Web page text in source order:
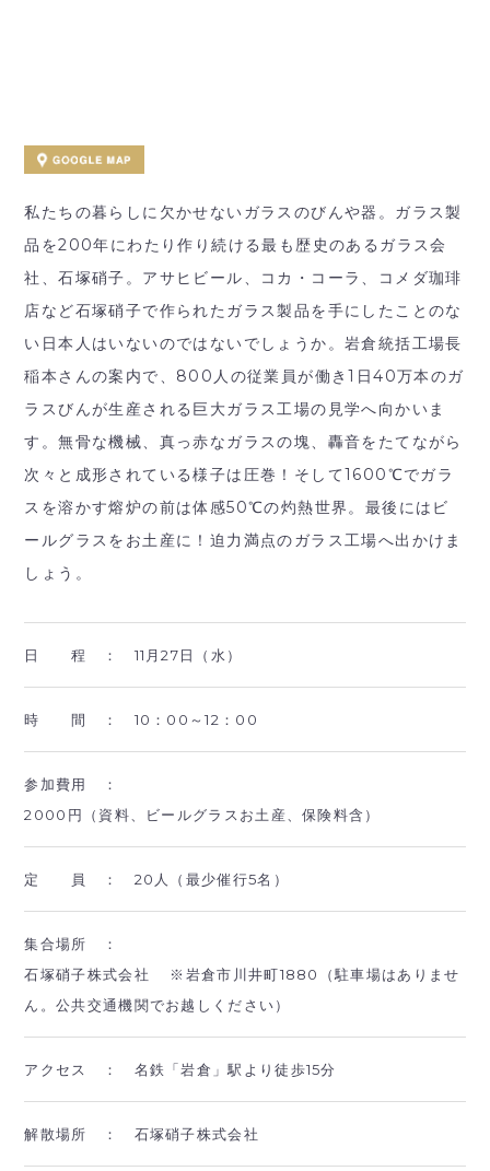
私たちの暮らしに欠かせないガラスのびんや器。ガラス製
品を200年にわたり作り続ける最も歴史のあるガラス会
社、石塚硝子。アサヒビール、コカ・コーラ、コメダ珈琲
店など石塚硝子で作られたガラス製品を手にしたことのな
い日本人はいないのではないでしょうか。岩倉統括工場長
稲本さんの案内で、800人の従業員が働き1日40万本のガ
ラスびんが生産される巨大ガラス工場の見学へ向かいま
す。無骨な機械、真っ赤なガラスの塊、轟音をたてながら
次々と成形されている様子は圧巻！そして1600℃でガラ
スを溶かす熔炉の前は体感50℃の灼熱世界。最後にはビ
ールグラスをお土産に！迫力満点のガラス工場へ出かけま
しょう。
日 程 ： 11月27日（水）
時 間 ： 10：00～12：00
参加費用 ：
2000円（資料、ビールグラスお土産、保険料含）
定 員 ： 20人（最少催行5名）
集合場所 ：
石塚硝子株式会社 ※岩倉市川井町1880（駐車場はありませ
ん。公共交通機関でお越しください）
アクセス ： 名鉄「岩倉」駅より徒歩15分
解散場所 ： 石塚硝子株式会社